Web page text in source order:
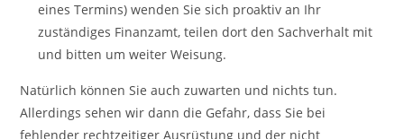
eines Termins) wenden Sie sich proaktiv an Ihr
zuständiges Finanzamt, teilen dort den Sachverhalt mit
und bitten um weiter Weisung.
Natürlich können Sie auch zuwarten und nichts tun.
Allerdings sehen wir dann die Gefahr, dass Sie bei
fehlender rechtzeitiger Ausrüstung und der nicht